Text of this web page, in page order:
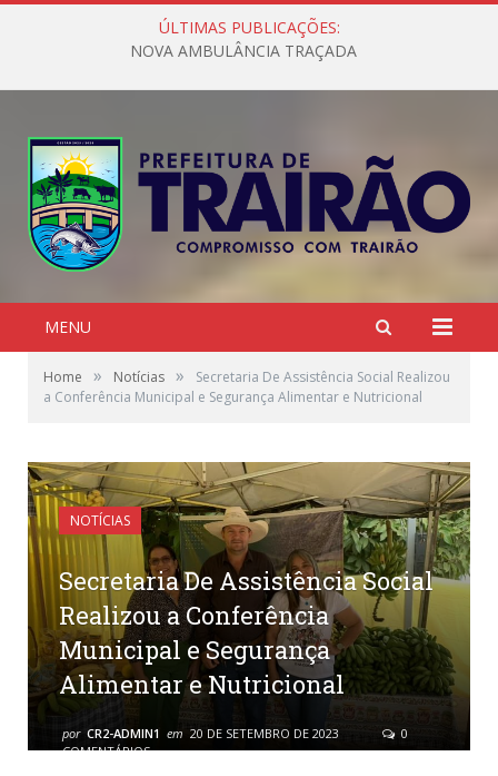
ÚLTIMAS PUBLICAÇÕES:
NOVA AMBULÂNCIA TRAÇADA
MENU
Home » Notícias »
Secretaria De Assistência Social Realizou
a Conferência Municipal e Segurança Alimentar e Nutricional
NOTÍCIAS
Secretaria De Assistência Social
Realizou a Conferência
Municipal e Segurança
Alimentar e Nutricional
por CR2-ADMIN1 em 20 DE SETEMBRO DE 2023
0
COMENTÁRIOS